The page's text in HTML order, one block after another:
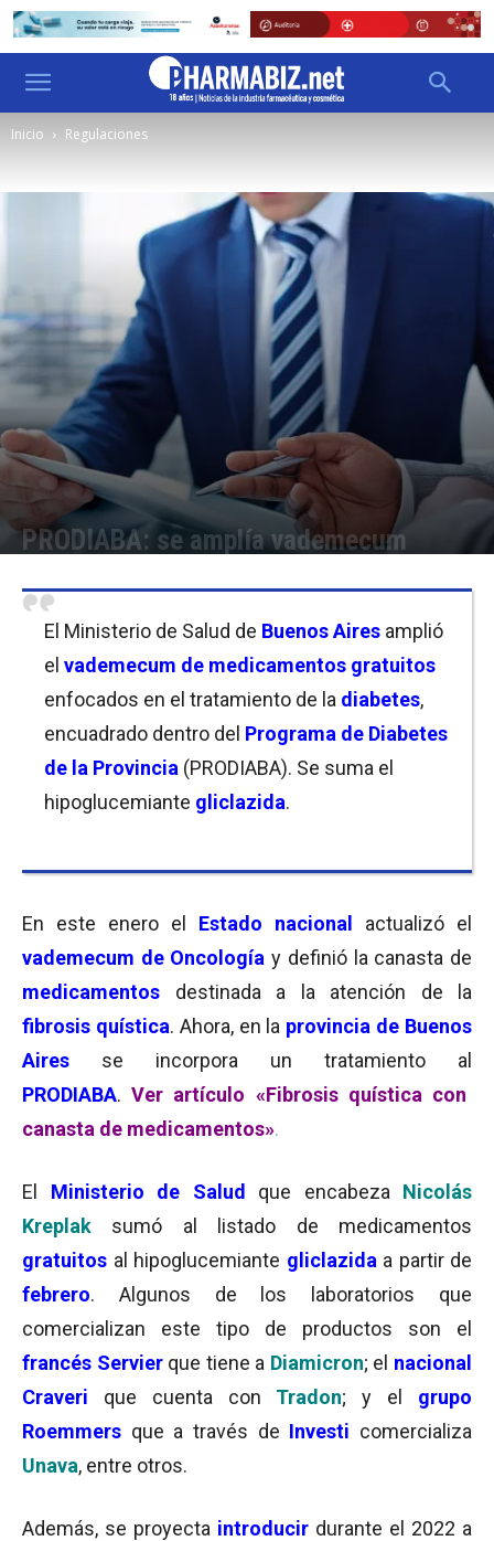
Inicio Regulaciones
PRODIABA: se amplía vademecum
El Ministerio de Salud de Buenos Aires amplió
el vademecum de medicamentos gratuitos
enfocados en el tratamiento de la diabetes,
encuadrado dentro del Programa de Diabetes
de la Provincia (PRODIABA). Se suma el
hipoglucemiante gliclazida.
En este enero el Estado nacional
actualizó el
vademecum de Oncología y definió la canasta de
medicamentos destinada a la atención de la
fibrosis quística. Ahora, en la provincia de Buenos
Aires
se incorpora un tratamiento al
PRODIABA. Ver artículo «Fibrosis quística con
canasta de medicamentos».
El Ministerio de Salud que encabeza Nicolás
Kreplak sumó al listado de medicamentos
gratuitos al hipoglucemiante gliclazida a partir de
febrero. Algunos de los laboratorios que
comercializan este tipo de productos son el
francés Servierque tiene a Diamicron; el nacional
Craveri
que cuenta con Tradon; y el grupo
Roemmers que a través de Investi comercializa
Unava, entre otros.
Además, se proyecta introducir durante el 2022 a